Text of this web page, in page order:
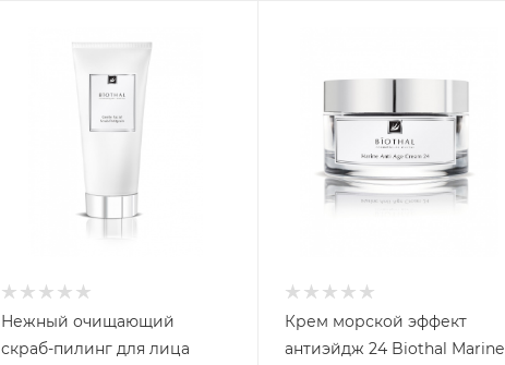
Нежный очищающий
скраб-пилинг для лица
Крем морской эффект
антиэйдж 24 Biothal Marine